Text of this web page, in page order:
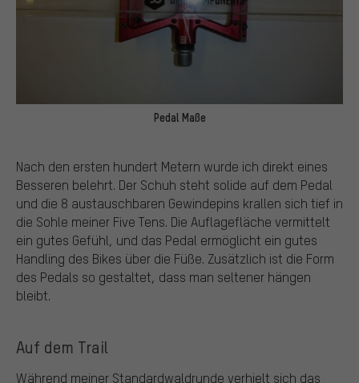
Pedal Maße
Nach den ersten hundert Metern wurde ich direkt eines
Besseren belehrt. Der Schuh steht solide auf dem Pedal
und die 8 austauschbaren Gewindepins krallen sich tief in
die Sohle meiner Five Tens. Die Auflagefläche vermittelt
ein gutes Gefühl, und das Pedal ermöglicht ein gutes
Handling des Bikes über die Füße. Zusätzlich ist die Form
des Pedals so gestaltet, dass man seltener hängen
bleibt.
Auf dem Trail
Während meiner Standardwaldrunde verhielt sich das